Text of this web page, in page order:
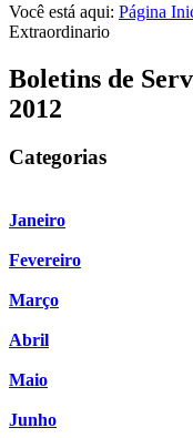
Você está aqui: Página
Extraordinario
Boletins de
2012
Categorias
Janeiro
Fevereiro
Março
Abril
Maio
Junho